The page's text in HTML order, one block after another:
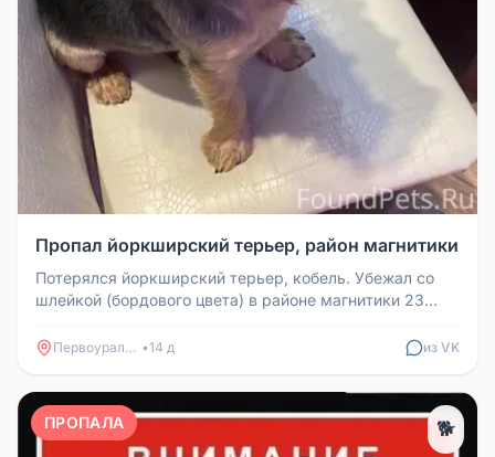
Пропал йоркширский терьер, район магнитики
Потерялся йоркширский терьер, кобель. Убежал со
шлейкой (бордового цвета) в районе магнитики 23
Первоуральск •14 д из VK
ПРОПАЛА 🐕